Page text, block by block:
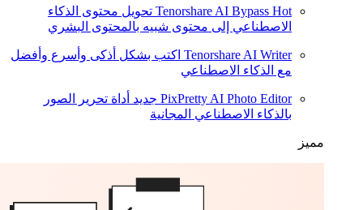
Tenorshare AI Bypass Hot
تحويل محتوى الذكاء
الاصطناعي إلى محتوى شبيه بالمحتوى البشري
Tenorshare AI Writer اكتب بشكل أذكى وأسرع وأفضل
مع الذكاء الاصطناعي
PixPretty AI Photo Editor جديد أداة تحرير الصور
بالذكاء الاصطناعي المجانية
مميز